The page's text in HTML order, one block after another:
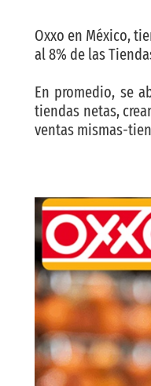
Oxxo en México,
al 8% de las
En promedio, se
tiendas netas,
ventas mismas-